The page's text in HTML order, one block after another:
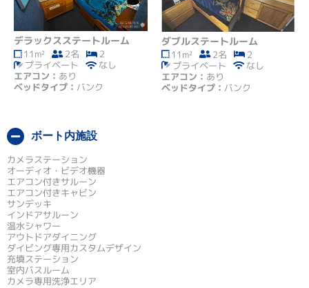
ダブルステートルーム
11m² 2名
プライベート
なし
エアコン：あり
ベッドタイプ：バンク
デラックスステートルーム
11m² 2名
プライベート
なし
エアコン：あり
ベッドタイプ：バンク
ボート内施設
カメラステーション
オーディオ・ビデオ機器
エアコン付きサルーン
エアコン付きキャビン
サンデッキ
インドアサルーン
温水シャワー
アウトドアダイニング
ダイビング専用カスタムデザイン
充填ステーション
室内バスルーム
カメラ専用洗浄エリア